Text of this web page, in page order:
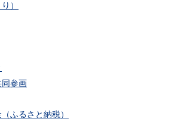
）
同参画
ふるさと納税）